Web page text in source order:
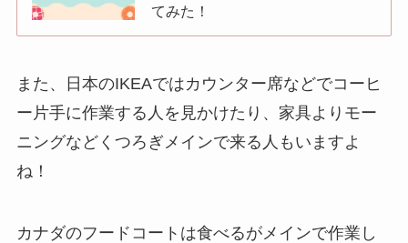
てみた！
また、日本のIKEAではカウンター席などでコーヒ
ー片手に作業する人を見かけたり、家具よりモー
ニングなどくつろぎメインで来る人もいますよ
ね！
カナダのフードコートは食べるがメインで作業し